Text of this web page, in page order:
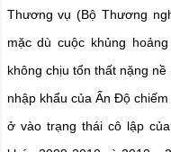
Thương vụ (Bộ Thương
mặc dù cuộc khủng
không chịu tổn thất nặng
nhập khẩu của Ấn Độ
ở vào trạng thái cô lập